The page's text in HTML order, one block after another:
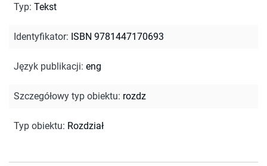
Typ: Tekst
Identyfikator: ISBN 9781447170693
Język publikacji: eng
Szczegółowy typ obiektu: rozdz
Typ obiektu: Rozdział